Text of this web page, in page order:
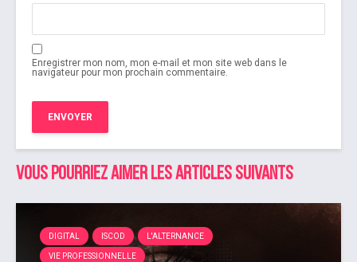
Enregistrer mon nom, mon e-mail et mon site web dans le
navigateur pour mon prochain commentaire.
Vous pourriez aimer les articles suivants
DIGITAL ISCOD L'ALTERNANCE
VIE PROFESSIONNELLE